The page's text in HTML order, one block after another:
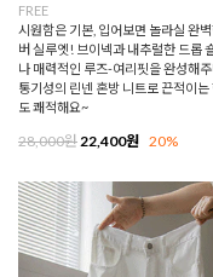
FREE
시원함은 기본, 입어보면 놀라실 완
버 실루엣! 브이넥과 내추럴한 드롭
나 매력적인 루즈-여리핏을 완성해
통기성의 린넨 혼방 니트로 끈적이는
도 쾌적해요~
28,000원 22,400원 20%